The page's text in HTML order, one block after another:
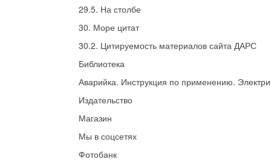
29.5. На столбе
30. Море цитат
30.2. Цитируемость материалов сайта ДАРС
Библиотека
Аварийка. Инструкция по применению.
Издательство
Магазин
Мы в соцсетях
Фотобанк